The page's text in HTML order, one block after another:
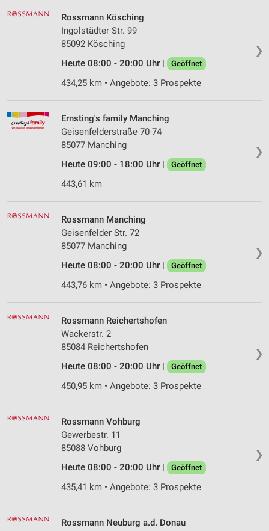
❯
Rossmann Kösching
Ingolstädter Str. 99
85092 Kösching
Heute 08:00 - 20:00 Uhr |
Geöffnet
434,25 km • Angebote: 3 Prospekte
❯
Ernsting's family Manching
Geisenfelderstraße 70-74
85077 Manching
Heute 09:00 - 18:00 Uhr |
Geöffnet
443,61 km
❯
Rossmann Manching
Geisenfelder Str. 72
85077 Manching
Heute 08:00 - 20:00 Uhr |
Geöffnet
443,76 km • Angebote: 3 Prospekte
❯
Rossmann Reichertshofen
Wackerstr. 2
85084 Reichertshofen
Heute 08:00 - 20:00 Uhr |
Geöffnet
450,95 km • Angebote: 3 Prospekte
❯
Rossmann Vohburg
Gewerbestr. 11
85088 Vohburg
Heute 08:00 - 20:00 Uhr |
Geöffnet
435,41 km • Angebote: 3 Prospekte
Rossmann Neuburg a.d. Donau